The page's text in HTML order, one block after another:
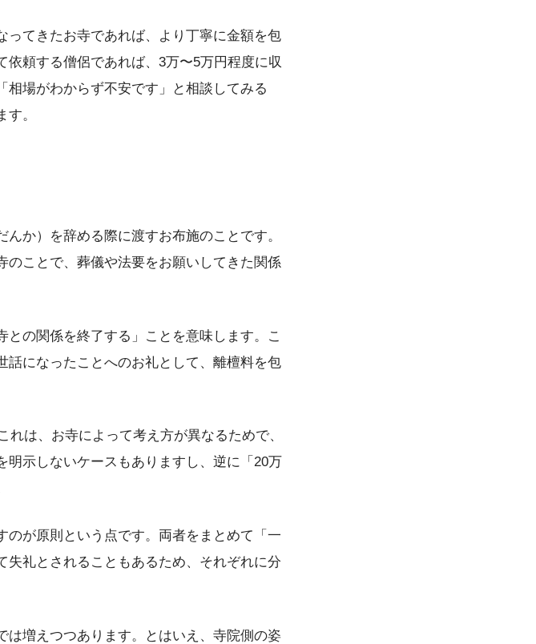
ってきたお寺であれば、より丁寧に金額を包
頼する僧侶であれば、3万〜5万円程度に収
場がわからず不安です」と相談してみる
。
か）を辞める際に渡すお布施のことです。
ことで、葬儀や法要をお願いしてきた関係
の関係を終了する」ことを意味します。こ
話になったことへのお礼として、離檀料を包
は、お寺によって考え方が異なるためで、
示しないケースもありますし、逆に「20万
が原則という点です。両者をまとめて「一
礼とされることもあるため、それぞれに分
は増えつつあります。とはいえ、寺院側の姿